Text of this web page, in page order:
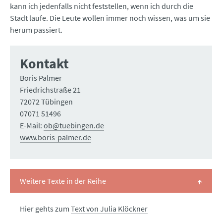
kann ich jedenfalls nicht feststellen, wenn ich durch die
Stadt laufe. Die Leute wollen immer noch wissen, was um sie
herum passiert.
Kontakt
Boris Palmer
Friedrichstraße 21
72072 Tübingen
07071 51496
E-Mail: ob@tuebingen.de
www.boris-palmer.de
Weitere Texte in der Reihe
Hier gehts zum Text von Julia Klöckner